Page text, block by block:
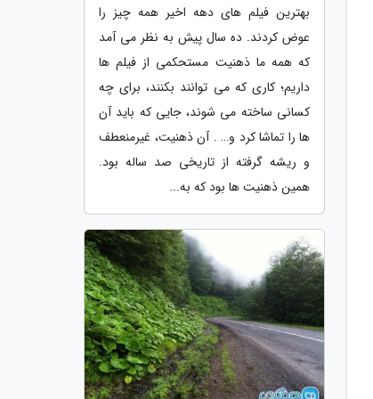
بهترین فیلم های دهه اخیر همه چیز را
عوض کردند. ده سال پیش به نظر می آمد
که همه ما ذهنیت مستحکمی از فیلم ها
داریم؛ کاری که می توانند بکنند، برای چه
کسانی ساخته می شوند، جایی که باید آن
ها را تماشا کرد و… . آن ذهنیت، غیرمنعطف
و ریشه گرفته از تاریخی صد ساله بود.
همین ذهنیت ها بود که به...